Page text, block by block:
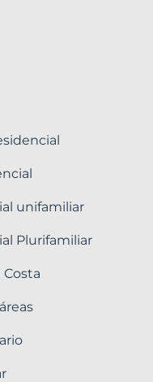
unifamiliar
Plurifamiliar